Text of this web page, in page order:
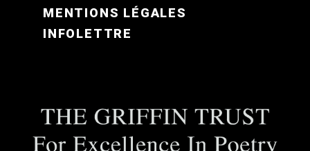
MENTIONS LÉGALES
INFOLETTRE